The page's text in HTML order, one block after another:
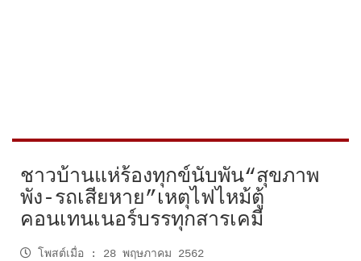
ชาวบ้านแห่ร้องทุกข์นับพัน“สุขภาพ
พัง-รถเสียหาย”เหตุไฟไหม้ตู้
คอนเทนเนอร์บรรทุกสารเคมี
โพสต์เมื่อ : 28 พฤษภาคม 2562